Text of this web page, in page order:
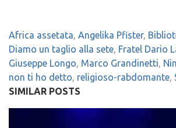
Africa assetata, Angelika Pfister,
Diamo un taglio alla sete, Fratel Dario
Giuseppe Longo, Marco Grandinetti,
non ti ho detto, religioso-rabdomante,
SIMILAR POSTS